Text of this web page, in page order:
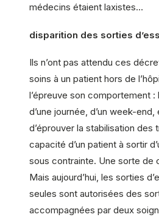
médecins étaient laxistes…
disparition des sorties
Ils n’ont pas attendu ces
soins à un patient hors de
l’épreuve son comportement :
d’une journée, d’un week-
d’éprouver la stabilisation des
capacité d’un patient à sortir
sous contrainte. Une sorte de
Mais aujourd’hui, les sorties
seules sont autorisées des
accompagnées par deux